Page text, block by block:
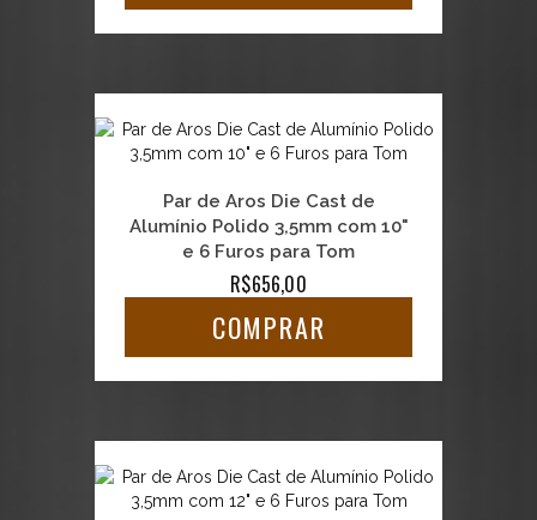
Par de Aros Die Cast de
Alumínio Polido 3,5mm com 10"
e 6 Furos para Tom
R$656,00
COMPRAR